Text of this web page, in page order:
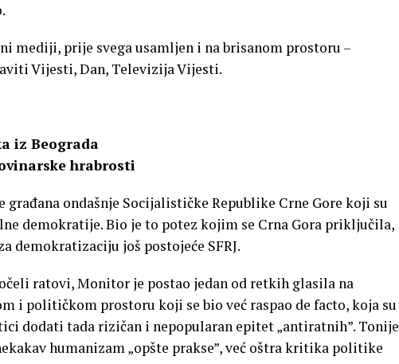
mediji, prije svega usamljen i na brisanom prostoru –
Vijesti, Dan, Televizija Vijesti.
iz Beograda
hrabrosti
građana ondašnje Socijalističke Republike Crne Gore koji su
demokratije. Bio je to potez kojim se Crna Gora priključila,
demokratizaciju još postojeće SFRJ.
ratovi, Monitor je postao jedan od retkih glasila na
i političkom prostoru koji se bio već raspao de facto, koja su
dodati tada rizičan i nepopularan epitet „antiratnih”. Tonije
humanizam „opšte prakse”, već oštra kritika politike